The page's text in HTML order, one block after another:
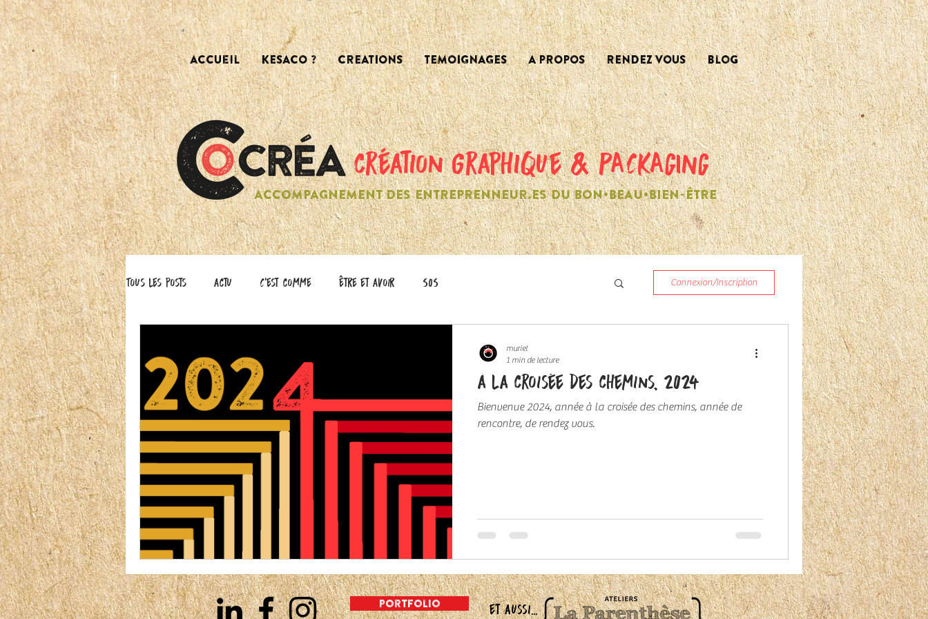
accueil KESACO ? CREATIONS TEMOIGNAGES A PROPOS RENDEZ VOUS Blog
création graphique & PACKAGING
ACCOMPAGNEMENT DES ENTREPRENNEUR.ES DU BON•BEAU•BIEN-ÊTRE
Tous les posts actu C'est comme être et avoir SOS Connexion/Inscription
à la croisée des chemins, 2024
Bienvenue 2024, année à la croisée des chemins, année de
rencontre, de rendez vous.
muriel
1 min de lecture
portfolio et aussi...